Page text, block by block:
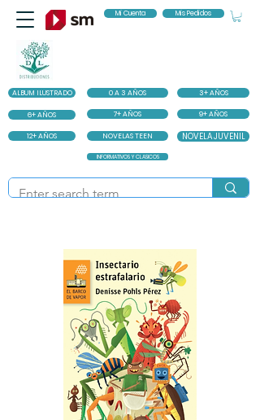
ALBUM ILUSTRADO 0 A 3 AÑOS 3+ AÑOS
6+ AÑOS 7+ AÑOS 9+ AÑOS
12+ AÑOS NOVELAS TEEN NOVELA JUVENIL
INFORMATIVOS Y CLASICOS
Mi Cuenta Mis Pedidos